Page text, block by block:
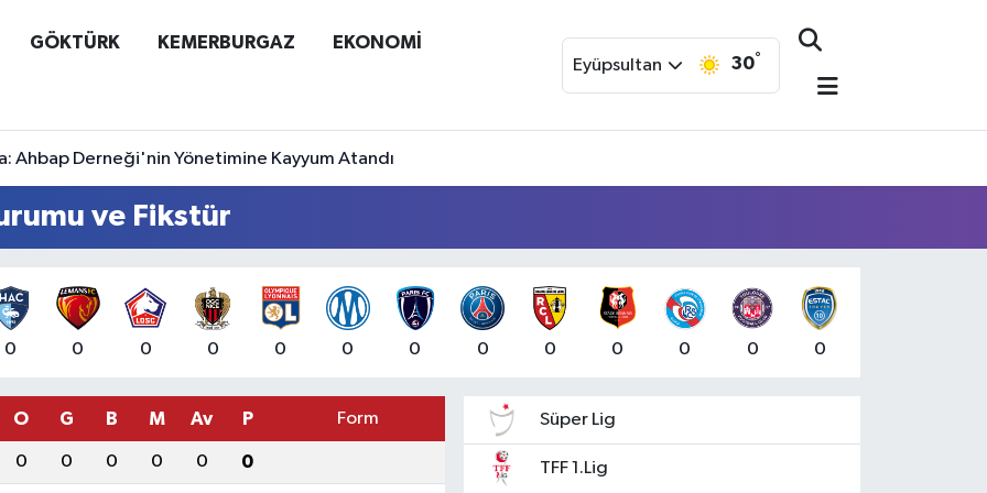
GÖKTÜRK KEMERBURGAZ EKONOMİ
Eyüpsultan 30°
Ahbap Derneği'nin Yönetimine Kayyum Atandı
ve Fikstür
0 0 0 0 0 0 0 0 0 0 0 0 0
O G B M Av P Form
0 0 0 0 0 0
Süper Lig
TFF 1.Lig